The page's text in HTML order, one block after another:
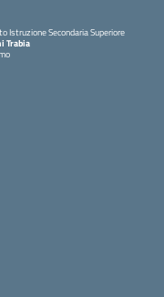
Istruzione Secondaria Superiore
Trabia